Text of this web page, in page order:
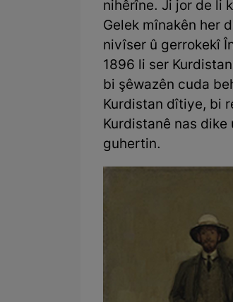
nihêrîne. Ji jor de li
Gelek mînakên her
nivîser û gerrokekî
1896 li ser
bi şêwazên cuda
Kurdistan dîtiye, bi
Kurdistanê nas
guhertin.